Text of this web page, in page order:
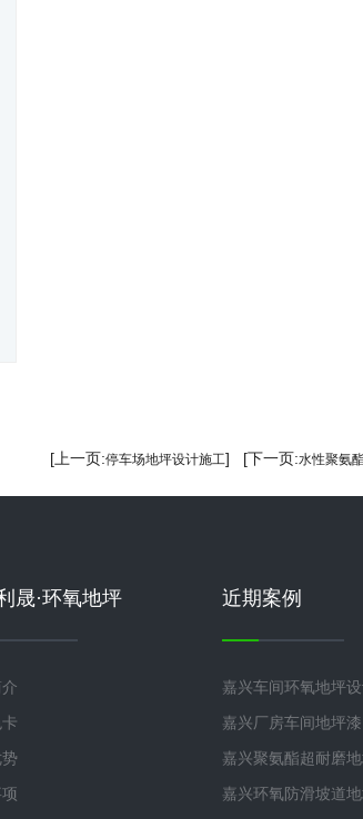
[上一页:停车场地坪设计施工] [下一页:水性聚氨
晟·环氧地坪 近期案例
嘉兴车间环氧地坪
嘉兴厂房车间地坪漆
嘉兴聚氨酯超耐磨
嘉兴环氧防滑坡道